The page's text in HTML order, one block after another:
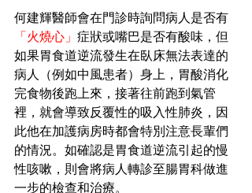
何建輝醫師會在門診時詢問病人是否有
「火燒心」 症狀或嘴巴是否有酸味，但
如果胃食道逆流發生在臥床無法表達的
病人（例如中風患者）身上，胃酸消化
完食物後跑上來，接著往前跑到氣管
裡，就會導致反覆性的吸入性肺炎，因
此他在加護病房時都會特別注意長輩們
的情況。如確認是胃食道逆流引起的慢
性咳嗽，則會將病人轉診至腸胃科做進
一步的檢查和治療。